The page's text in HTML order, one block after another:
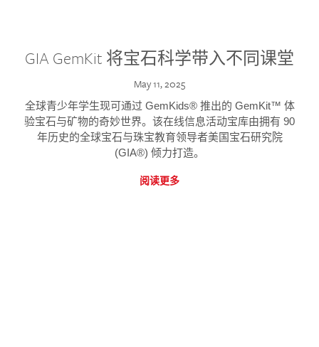
GIA GemKit 将宝石科学带入不同课堂
May 11, 2025
全球青少年学生现可通过 GemKids® 推出的 GemKit™ 体
验宝石与矿物的奇妙世界。该在线信息活动宝库由拥有 90
年历史的全球宝石与珠宝教育领导者美国宝石研究院
(GIA®) 倾力打造。
阅读更多